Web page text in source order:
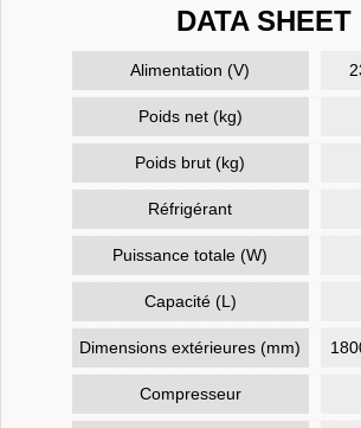
DATA SHEET
Alimentation (V)
Poids net (kg)
Poids brut (kg)
Réfrigérant
Puissance totale (W)
Capacité (L)
Dimensions extérieures (mm)
Compresseur